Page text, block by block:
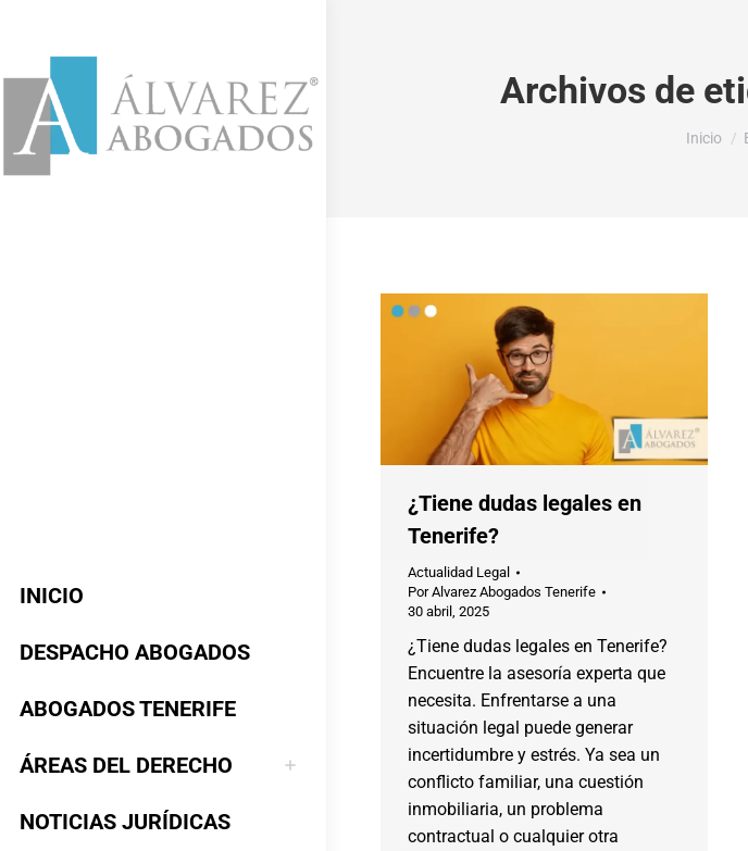
INICIO
DESPACHO ABOGADOS
ABOGADOS TENERIFE
ÁREAS DEL DERECHO
NOTICIAS JURÍDICAS
Archivos de
Estás
Inicio
¿Tiene dudas legales en
Tenerife?
Actualidad Legal
PorAlvarez Abogados Tenerife
30 abril, 2025
¿Tiene dudas legales en Tenerife?
Encuentre la asesoría experta que
necesita. Enfrentarse a una
situación legal puede generar
incertidumbre y estrés. Ya sea un
conflicto familiar, una cuestión
inmobiliaria, un problema
contractual o cualquier otra